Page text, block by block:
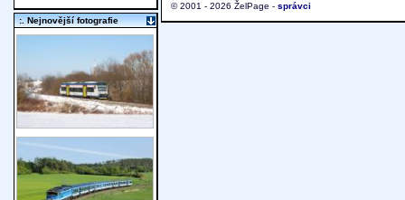
© 2001 - 2026 ŽelPage - správci
:. Nejnovější fotografie